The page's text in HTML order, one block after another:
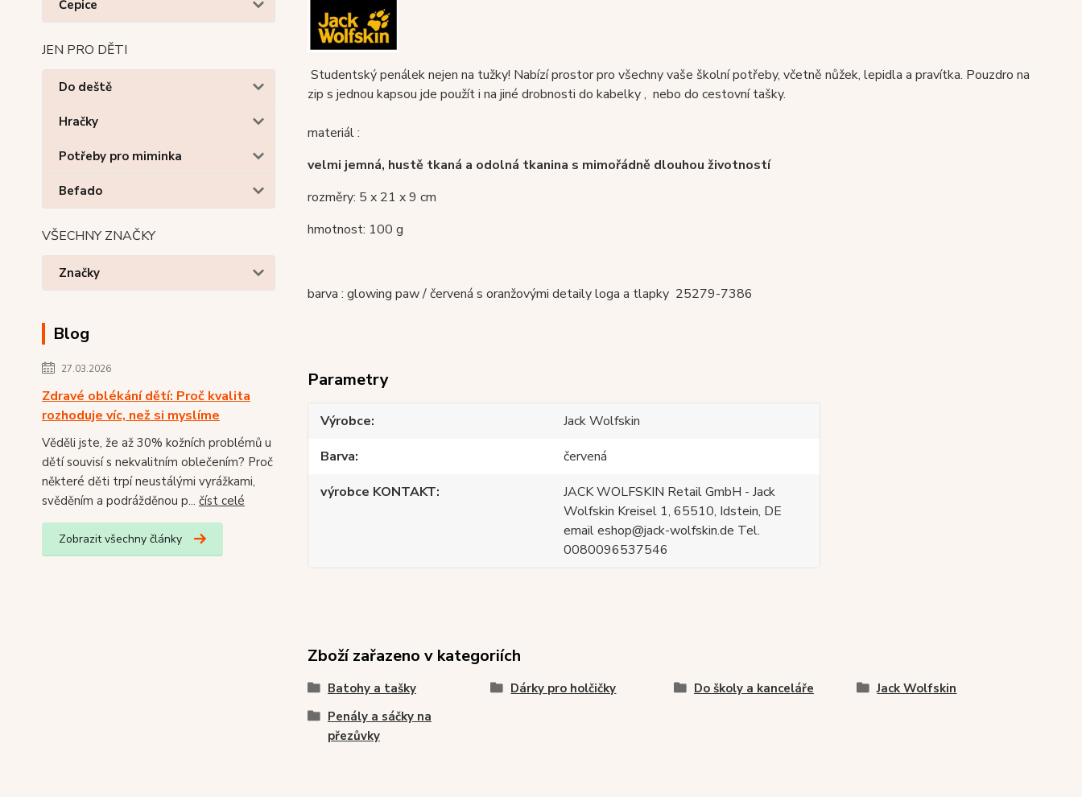
Čepice
JEN PRO DĚTI
Do deště
Hračky
Potřeby pro miminka
Befado
VŠECHNY ZNAČKY
Značky
Blog
27.03.2026
Zdravé oblékání dětí: Proč kvalita
rozhoduje víc, než si myslíme
Věděli jste, že až 30% kožních problémů u
dětí souvisí s nekvalitním oblečením? Proč
některé děti trpí neustálými vyrážkami,
svěděním a podrážděnou p... číst celé
Zobrazit všechny články
Studentský penáleknejen na tužky! Nabízí prostor pro všechny vaše školní potřeby, včetně nůžek, lepidla a pravítka. Pouzdro na
zip s jednou kapsou jde použít i na jiné drobnosti do kabelky , nebo do cestovní tašky.
materiál :
velmi jemná, hustě tkaná a odolná tkanina s mimořádně dlouhou životností
rozměry: 5 x 21 x 9 cm
hmotnost: 100 g
barva : glowing paw / červená s oranžovými detaily loga a tlapky 25279-7386
Parametry
Výrobce
Jack Wolfskin
Barva
červená
výrobce KONTAKT
JACK WOLFSKIN Retail GmbH - Jack
Wolfskin Kreisel 1, 65510, Idstein, DE
email eshop@jack-wolfskin.de Tel.
0080096537546
Zboží zařazeno v kategoriích
Batohy a tašky Dárky pro holčičky Do školy a kanceláře
Jack Wolfskin
Penály a sáčky na
přezůvky